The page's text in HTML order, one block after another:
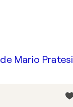
Mario Pratesi